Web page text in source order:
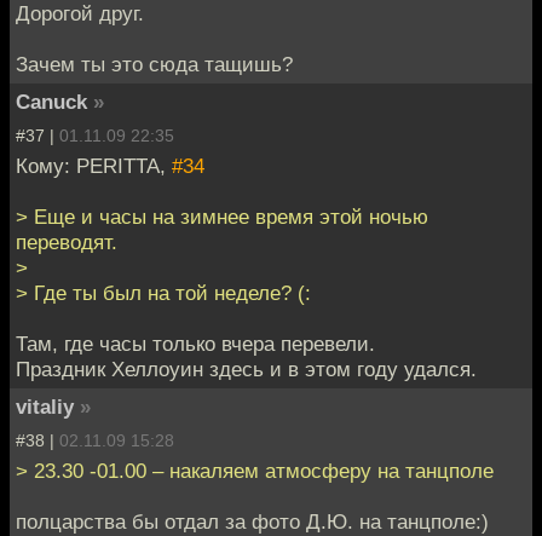
Дорогой друг.
Зачем ты это сюда тащишь?
Canuck »
#37 | 01.11.09 22:35
Кому: PERITTA, #34
> Еще и часы на зимнее время этой ночью
переводят.
>
> Где ты был на той неделе? (:
Там, где часы только вчера перевели.
Праздник Хеллоуин здесь и в этом году удался.
vitaliy »
#38 | 02.11.09 15:28
> 23.30 -01.00 – накаляем атмосферу на танцполе
полцарства бы отдал за фото Д.Ю. на танцполе:)